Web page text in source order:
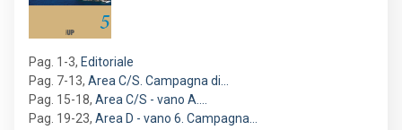
Pag. 1-3, Editoriale
Pag. 7-13, Area C/S. Campagna di…
Pag. 15-18, Area C/S - vano A.…
Pag. 19-23, Area D - vano 6. Campagna…